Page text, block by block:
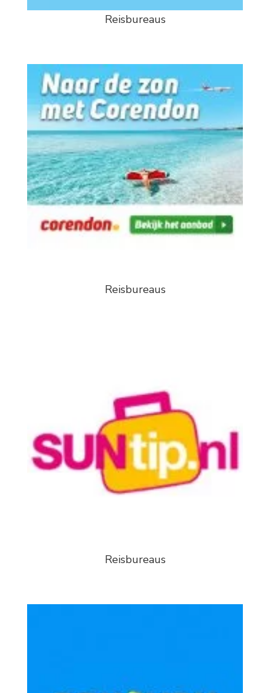
Reisbureaus
Reisbureaus
Reisbureaus